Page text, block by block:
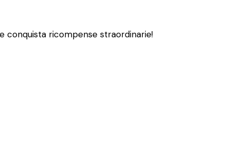
conquista ricompense straordinarie!